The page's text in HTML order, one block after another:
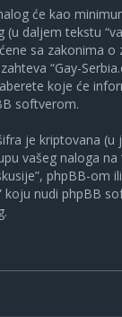
će kao
(u daljem tekstu
sa zakonima
“Gay-
koje će
softverom.
je kriptovana
vašeg naloga
phpBB-om
koju nudi phpBB